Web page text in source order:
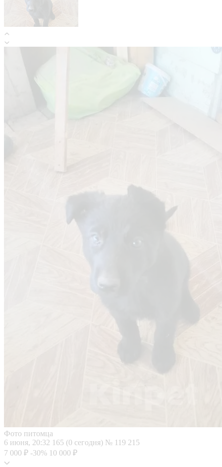
Фото питомца
6 июня, 20:32 165 (0 сегодня) № 119 215
7 000 ₽ -30% 10 000 ₽